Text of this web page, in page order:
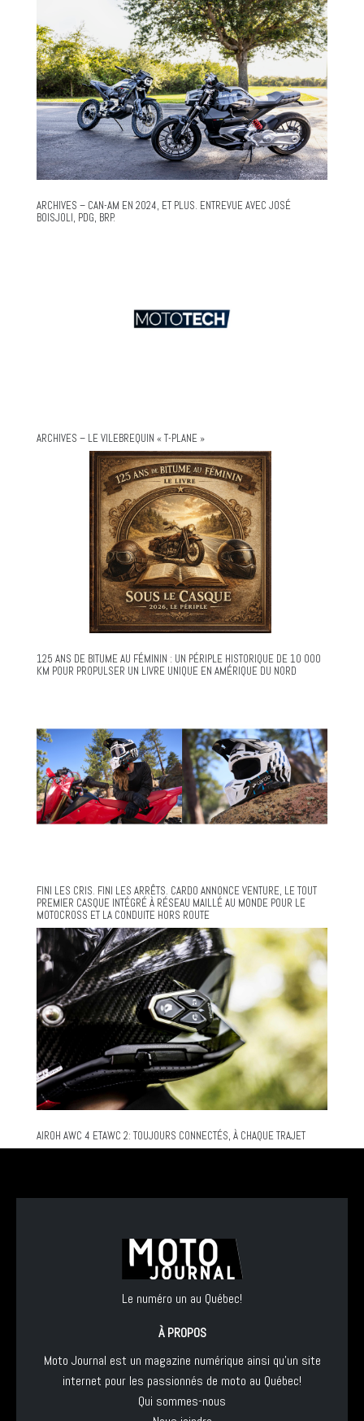
ARCHIVES – CAN-AM EN 2024, ET PLUS. ENTREVUE AVEC JOSÉ
BOISJOLI, PDG, BRP.
ARCHIVES – LE VILEBREQUIN « T-PLANE »
125 ANS DE BITUME AU FÉMININ : UN PÉRIPLE HISTORIQUE DE 10 000
KM POUR PROPULSER UN LIVRE UNIQUE EN AMÉRIQUE DU NORD
FINI LES CRIS. FINI LES ARRÊTS. CARDO ANNONCE VENTURE, LE TOUT
PREMIER CASQUE INTÉGRÉ À RÉSEAU MAILLÉ AU MONDE POUR LE
MOTOCROSS ET LA CONDUITE HORS ROUTE
AIROH AWC 4 ETAWC 2: TOUJOURS CONNECTÉS, À CHAQUE TRAJET
Le numéro un au Québec!
À PROPOS
Moto Journal est un magazine numérique ainsi qu'un site
internet pour les passionnés de moto au Québec!
Qui sommes-nous